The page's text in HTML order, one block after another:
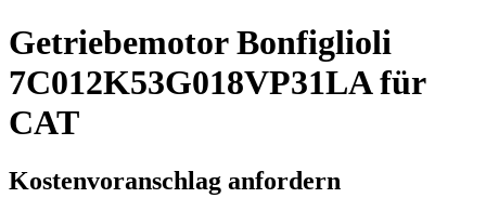
Getriebemotor Bonfiglioli
7C012K53G018VP31LA für
CAT
Kostenvoranschlag anfordern